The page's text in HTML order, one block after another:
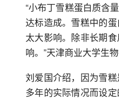
“小布丁雪糕蛋白质含
达标造成。雪糕中的
太大影响。除非长期
响。”天津商业大学生
刘爱国介绍，因为雪
多年的实际情况而设